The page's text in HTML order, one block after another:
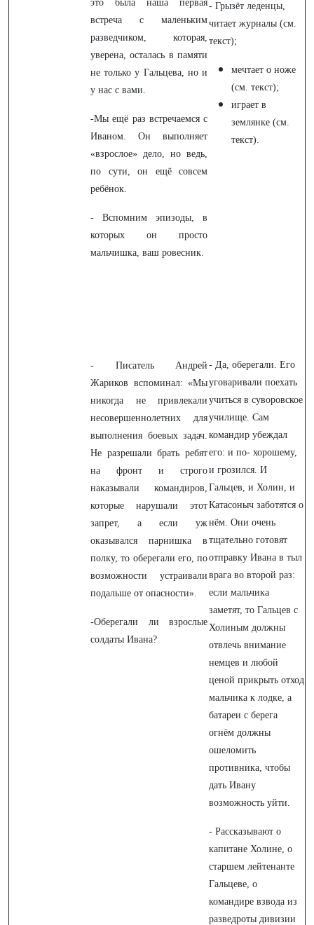
это была наша первая
встреча с маленьким
разведчиком, которая,
уверена, осталась в памяти
не только у Гальцева, но и
у нас с вами.
-Мы ещё раз встречаемся с
Иваном. Он выполняет
«взрослое» дело, но ведь,
по сути, он ещё совсем
ребёнок.
- Вспомним эпизоды, в
которых он просто
мальчишка, ваш ровесник.
- Писатель Андрей
Жариков вспоминал: «Мы
никогда не привлекали
несовершеннолетних для
выполнения боевых задач.
Не разрешали брать ребят
на фронт и строго
наказывали командиров,
которые нарушали этот
запрет, а если уж
оказывался парнишка в
полку, то оберегали его, по
возможности устраивали
подальше от опасности».
-Оберегали ли взрослые
солдаты Ивана?
- Грызёт леденцы,
читает журналы (см.
текст);
мечтает о ноже
(см. текст);
играет в
землянке (см.
текст).
- Да, оберегали. Его
уговаривали поехать
учиться в суворовское
училище. Сам
командир убеждал
его: и по- хорошему,
и грозился. И
Гальцев, и Холин, и
Катасоныч заботятся о
нём. Они очень
тщательно готовят
отправку Ивана в тыл
врага во второй раз:
если мальчика
заметят, то Гальцев с
Холиным должны
отвлечь внимание
немцев и любой
ценой прикрыть отход
мальчика к лодке, а
батареи с берега
огнём должны
ошеломить
противника, чтобы
дать Ивану
возможность уйти.
- Рассказывают о
капитане Холине, о
старшем лейтенанте
Гальцеве, о
командире взвода из
разведроты дивизии